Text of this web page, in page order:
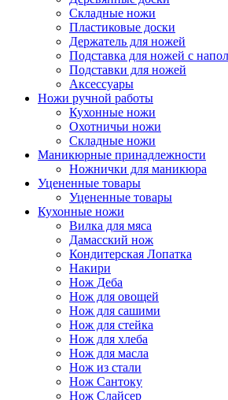
Складные ножи
Пластиковые доски
Держатель для ножей
Подставка для ножей с
Подставки для ножей
Аксессуары
Ножи ручной работы
Кухонные ножи
Охотничьи ножи
Складные ножи
Маникюрные принадлежности
Ножнички для маникюра
Уцененные товары
Уцененные товары
Кухонные ножи
Вилка для мяса
Дамасский нож
Кондитерская Лопатка
Накири
Нож Деба
Нож для овощей
Нож для сашими
Нож для стейка
Нож для хлеба
Нож для масла
Нож из стали
Нож Сантоку
Нож Слайсер